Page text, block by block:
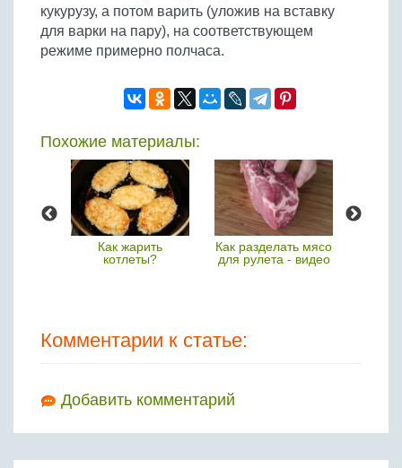
кукурузу, а потом варить (уложив на вставку
для варки на пару), на соответствующем
режиме примерно полчаса.
Похожие материалы:
Как жарить
котлеты?
Как разделать мясо
для рулета - видео
Комментарии к статье:
Добавить комментарий